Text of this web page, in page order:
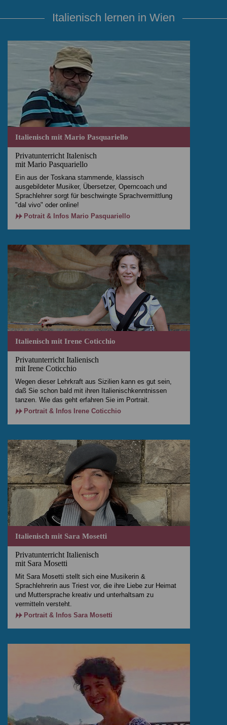
Italienisch lernen in Wien
Italienisch mit Mario Pasquariello
Privatunterricht Italenisch
mit Mario Pasquariello
Ein aus der Toskana stammende, klassisch
ausgebildeter Musiker, Übersetzer, Operncoach und
Sprachlehrer sorgt für beschwingte Sprachvermittlung
"dal vivo" oder online!
Potrait & Infos Mario Pasquariello
Italienisch mit Irene Coticchio
Privatunterricht Italienisch
mit Irene Coticchio
Wegen dieser Lehrkraft aus Sizilien kann es gut sein,
daß Sie schon bald mit ihren Italienischkenntnissen
tanzen. Wie das geht erfahren Sie im Portrait.
Portrait & Infos Irene Coticchio
Italienisch mit Sara Mosetti
Privatunterricht Italienisch
mit Sara Mosetti
Mit Sara Mosetti stellt sich eine Musikerin &
Sprachlehrerin aus Triest vor, die ihre Liebe zur Heimat
und Muttersprache kreativ und unterhaltsam zu
vermitteln versteht.
Portrait & Infos Sara Mosetti